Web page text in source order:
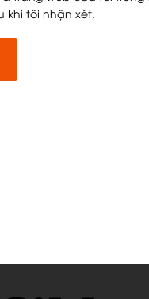
khi tôi nhận xét.